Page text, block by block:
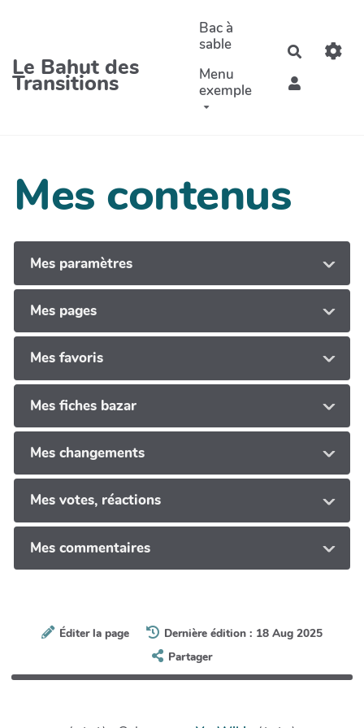
Le Bahut des
Transitions
Bac à
sable
Menu
exemple
Mes contenus
Mes paramètres
Mes pages
Mes favoris
Mes fiches bazar
Mes changements
Mes votes, réactions
Mes commentaires
Éditer la page
Dernière édition : 18 Aug 2025
Partager